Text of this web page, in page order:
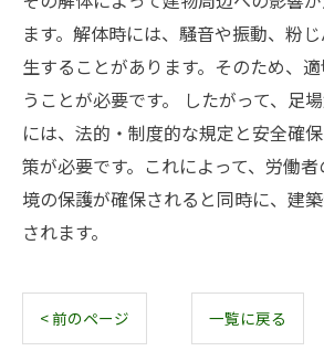
ます。解体時には、騒音や振動、粉
生することがあります。そのため、
うことが必要です。 したがって、足
には、法的・制度的な規定と安全確
策が必要です。これによって、労働
境の保護が確保されると同時に、建
されます。
< 前のページ 一覧に戻る